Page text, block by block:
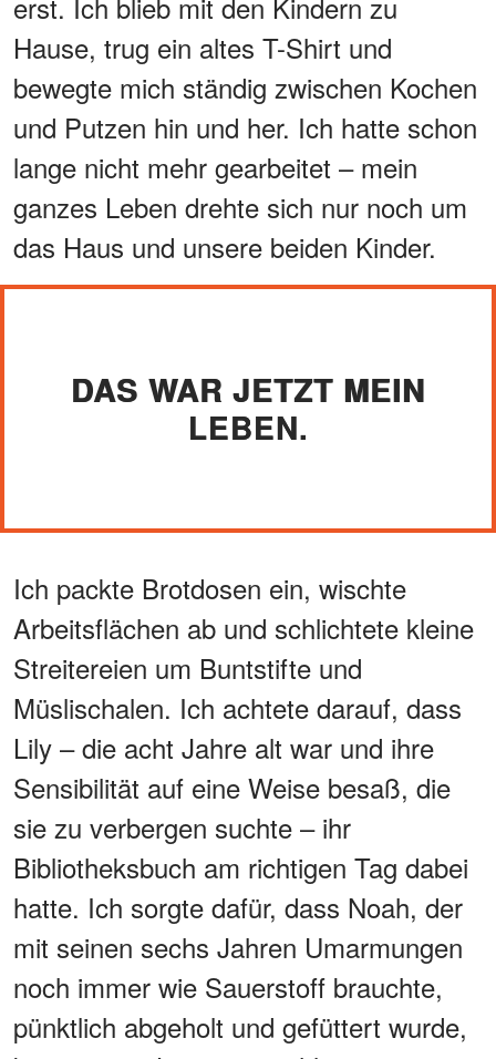
Hause, trug ein altes T-Shirt und
bewegte mich ständig zwischen Kochen
und Putzen hin und her. Ich hatte schon
lange nicht mehr gearbeitet – mein
ganzes Leben drehte sich nur noch um
das Haus und unsere beiden Kinder.
DAS WAR JETZT MEIN
LEBEN.
Ich packte Brotdosen ein, wischte
Arbeitsflächen ab und schlichtete kleine
Streitereien um Buntstifte und
Müslischalen. Ich achtete darauf, dass
Lily – die acht Jahre alt war und ihre
Sensibilität auf eine Weise besaß, die
sie zu verbergen suchte – ihr
Bibliotheksbuch am richtigen Tag dabei
hatte. Ich sorgte dafür, dass Noah, der
mit seinen sechs Jahren Umarmungen
noch immer wie Sauerstoff brauchte,
pünktlich abgeholt und gefüttert wurde,